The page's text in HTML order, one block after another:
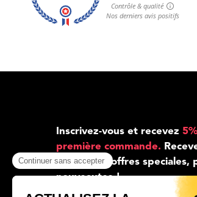
Inscrivez-vous et recevez
première commande.
toutes nos offres speciales,
nouveautes !